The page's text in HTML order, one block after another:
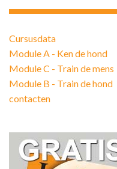
Cursusdata
Module A - Ken de hond
Module C - Train de mens
Module B - Train de hond
contacten